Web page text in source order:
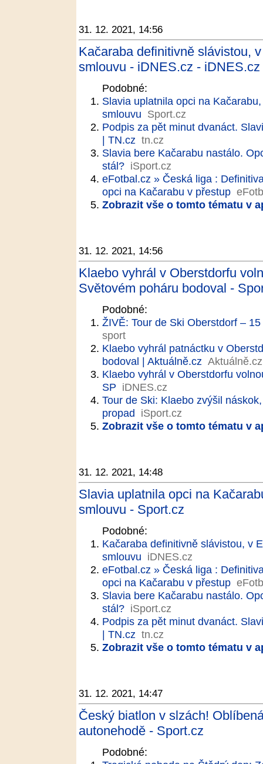
31. 12. 2021, 14:56
Kačaraba definitivně slávistou,
smlouvu - iDNES.cz - iDNES.cz
Podobné:
Slavia uplatnila opci na
smlouvu Sport.cz
Podpis za pět minut dvanáct.
| TN.cz tn.cz
Slavia bere Kačarabu nastálo.
stál? iSport.cz
eFotbal.cz » Česká liga :
opci na Kačarabu v přestup
Zobrazit vše o tomto tématu v
31. 12. 2021, 14:56
Klaebo vyhrál v Oberstdorfu
Světovém poháru bodoval -
Podobné:
ŽIVĚ: Tour de Ski Oberstdorf –
sport
Klaebo vyhrál patnáctku v
bodoval | Aktuálně.cz Aktuálně.cz
Klaebo vyhrál v Oberstdorfu
SP iDNES.cz
Tour de Ski: Klaebo zvýšil
propad iSport.cz
Zobrazit vše o tomto tématu v
31. 12. 2021, 14:48
Slavia uplatnila opci na
smlouvu - Sport.cz
Podobné:
Kačaraba definitivně slávistou, v
smlouvu iDNES.cz
eFotbal.cz » Česká liga :
opci na Kačarabu v přestup
Slavia bere Kačarabu nastálo.
stál? iSport.cz
Podpis za pět minut dvanáct.
| TN.cz tn.cz
Zobrazit vše o tomto tématu v
31. 12. 2021, 14:47
Český biatlon v slzách!
autonehodě - Sport.cz
Podobné: